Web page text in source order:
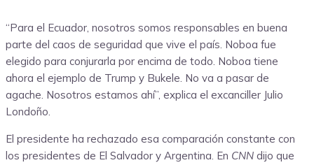
“Para el Ecuador, nosotros somos responsables en buena
parte del caos de seguridad que vive el país. Noboa fue
elegido para conjurarla por encima de todo. Noboa tiene
ahora el ejemplo de Trump y Bukele. No va a pasar de
agache. Nosotros estamos ahí”, explica el excanciller Julio
Londoño.
El presidente ha rechazado esa comparación constante con
los presidentes de El Salvador y Argentina. En CNN dijo que